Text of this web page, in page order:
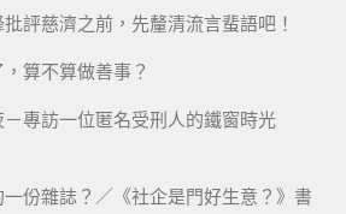
評慈濟之前，先釐清流言蜚語吧！
算不算做善事？
專訪一位匿名受刑人的鐵窗時光
一份雜誌？／《社企是門好生意？》書